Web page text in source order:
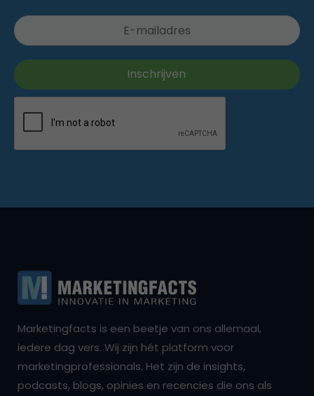
Marketingfacts is een beetje van ons allemaal,
iedere dag vers. Wij zijn hét platform voor
marketingprofessionals. Het zijn de insights,
podcasts, blogs, opinies en recencies die ons als